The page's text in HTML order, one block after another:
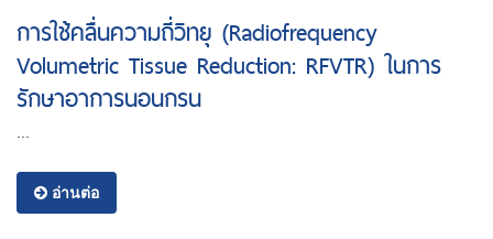
การใช้คลื่นความถี่วิทยุ (Radiofrequency
Volumetric Tissue Reduction: RFVTR) ในการ
รักษาอาการนอนกรน
อ่านต่อ